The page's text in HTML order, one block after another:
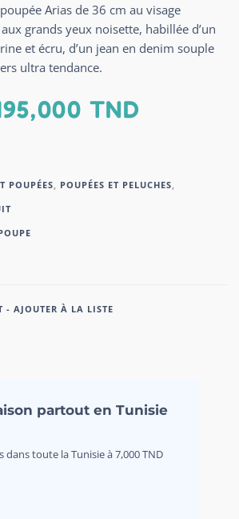
Arias de 36 cm au visage
grands yeux noisette, habillée d’un
et écru, d’un jean en denim souple
ultra tendance.
TND
POUPÉES POUPÉES ET PELUCHES
- AJOUTER À LA LISTE
partout en Tunisie
dans toute la Tunisie à 7,000 TND